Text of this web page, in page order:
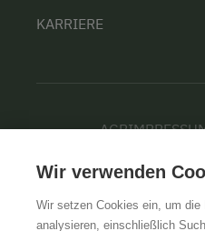
KARRIERE
AGB
Wir verwenden
Wir setzen Cookies ein, um
analysieren, einschließlich